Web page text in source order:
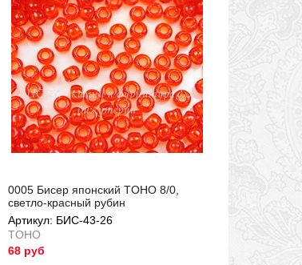
0005 Бисер японский TOHO 8/0,
светло-красный рубин
Артикул: БИС-43-26
TOHO
68 руб